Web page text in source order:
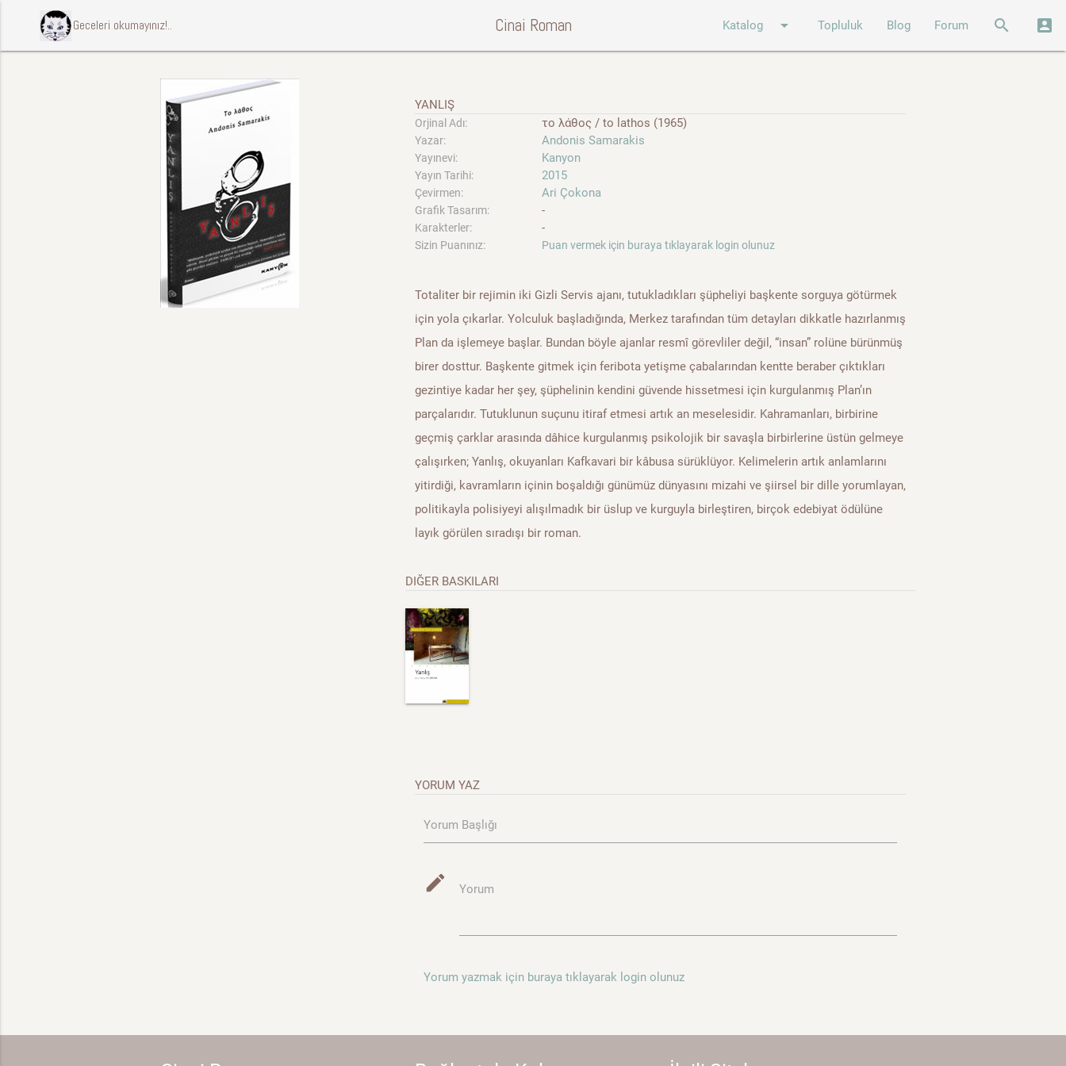
ccccci Geceleri okumayınız!.. Cinai Roman Katalog arrow_drop_down Topluluk Blog Forum search account_box
YANLIŞ
Orjinal Adı: το λάθος / to lathos (1965)
Yazar: Andonis Samarakis
Yayınevi: Kanyon
Yayın Tarihi: 2015
Çevirmen: Ari Çokona
Grafik Tasarım: -
Karakterler: -
Sizin Puanınız: Puan vermek için buraya tıklayarak login olunuz
Totaliter bir rejimin iki Gizli Servis ajanı, tutukladıkları şüpheliyi başkente sorguya götürmek
için yola çıkarlar. Yolculuk başladığında, Merkez tarafından tüm detayları dikkatle hazırlanmış
Plan da işlemeye başlar. Bundan böyle ajanlar resmî görevliler değil, “insan” rolüne bürünmüş
birer dosttur. Başkente gitmek için feribota yetişme çabalarından kentte beraber çıktıkları
gezintiye kadar her şey, şüphelinin kendini güvende hissetmesi için kurgulanmış Plan’ın
parçalarıdır. Tutuklunun suçunu itiraf etmesi artık an meselesidir. Kahramanları, birbirine
geçmiş çarklar arasında dâhice kurgulanmış psikolojik bir savaşla birbirlerine üstün gelmeye
çalışırken; Yanlış, okuyanları Kafkavari bir kâbusa sürüklüyor. Kelimelerin artık anlamlarını
yitirdiği, kavramların içinin boşaldığı günümüz dünyasını mizahi ve şiirsel bir dille yorumlayan,
politikayla polisiyeyi alışılmadık bir üslup ve kurguyla birleştiren, birçok edebiyat ödülüne
layık görülen sıradışı bir roman.
DIĞER BASKILARI
YORUM YAZ
Yorum Başlığı
mode_edit Yorum
Yorum yazmak için buraya tıklayarak login olunuz